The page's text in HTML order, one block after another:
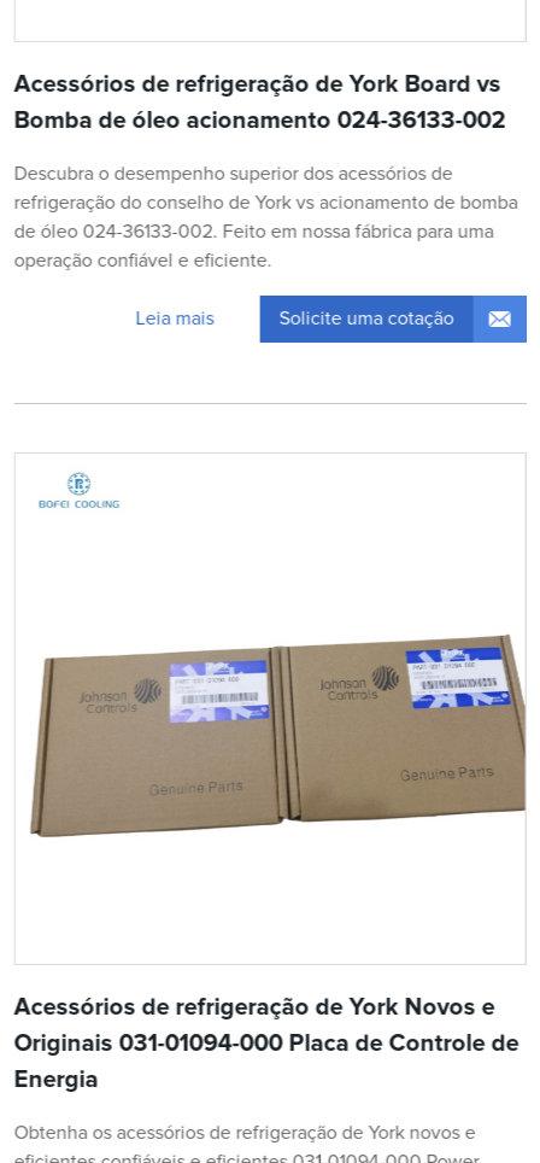
Acessórios de refrigeração de York Board vs
Bomba de óleo acionamento 024-36133-002
Descubra o desempenho superior dos acessórios de
refrigeração do conselho de York vs acionamento de bomba
de óleo 024-36133-002. Feito em nossa fábrica para uma
operação confiável e eficiente.
Leia mais Solicite uma cotação
Acessórios de refrigeração de York Novos e
Originais 031-01094-000 Placa de Controle de
Energia
Obtenha os acessórios de refrigeração de York novos e